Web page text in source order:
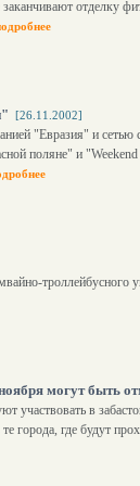
отделку
[26.11.2002]
"Евразия" и
поляне" и
могут быть
участвовать в
города, где будут